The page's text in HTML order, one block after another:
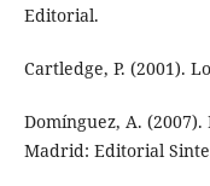
Editorial.
Cartledge, P. (2001).
Domínguez, A. (2007).
Madrid: Editorial